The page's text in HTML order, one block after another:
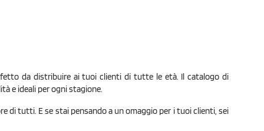
da distribuire ai tuoi clienti di tutte le età. Il catalogo di
e ideali per ogni stagione.
di tutti. E se stai pensando a un omaggio per i tuoi clienti, sei